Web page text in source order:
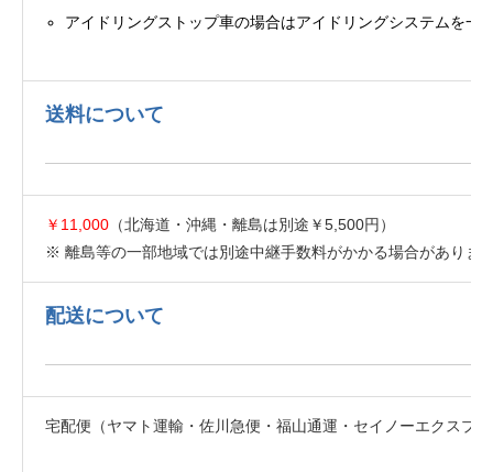
アイドリングストップ車の場合はアイドリングシステムを一
送料について
￥11,000 （北海道・沖縄・離島は別途￥5,500円）
※ 離島等の一部地域では別途中継手数料がかかる場合がありま
配送について
宅配便（ヤマト運輸・佐川急便・福山通運・セイノーエクスプ